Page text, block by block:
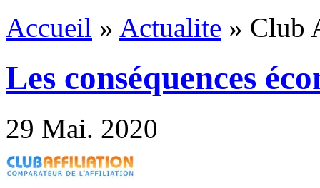
Accueil » Actualite » Club
Les conséquences
29 Mai. 2020